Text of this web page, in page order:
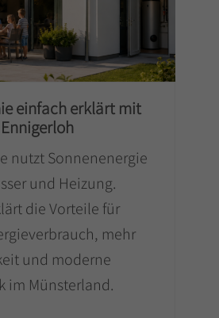
einfach erklärt mit
nutzt Sonnenenergie
und Heizung.
die Vorteile für
mehr
und moderne
im Münsterland.